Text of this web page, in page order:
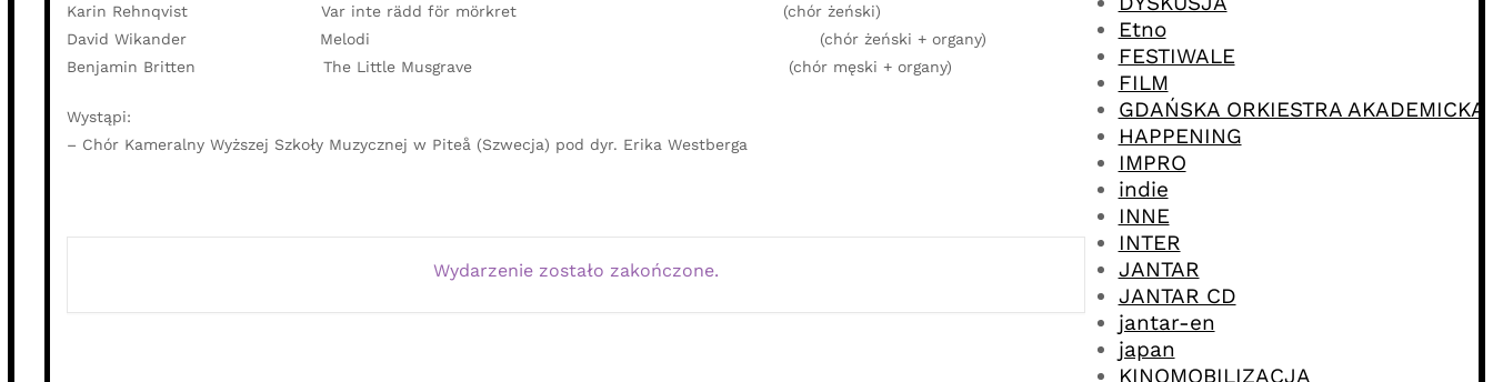
Karin Rehnqvist Var inte rädd för mörkret (chór żeński)
David Wikander Melodi (chór żeński + organy)
Benjamin Britten The Little Musgrave (chór męski + organy)
Wystąpi:
– Chór Kameralny Wyższej Szkoły Muzycznej w Piteå (Szwecja) pod dyr. Erika Westberga
Wydarzenie zostało zakończone.
Etno
FESTIWALE
FILM
GDAŃSKA ORKIESTRA AKADEMICKA
HAPPENING
IMPRO
indie
INNE
INTER
JANTAR
JANTAR CD
jantar-en
japan
KINOMOBILIZACJA